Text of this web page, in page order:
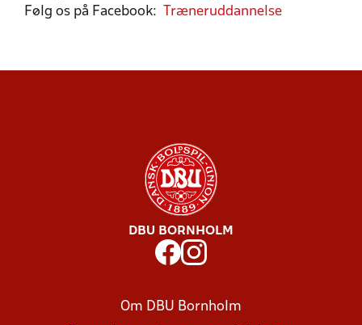
Følg os på Facebook:
Træneruddannelse
DBU BORNHOLM
Om DBU Bornholm